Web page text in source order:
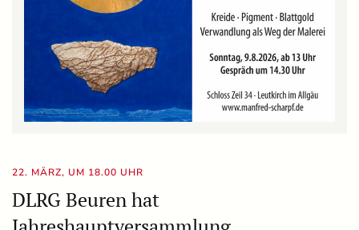
22. MÄRZ, UM 18.00 UHR
DLRG Beuren hat